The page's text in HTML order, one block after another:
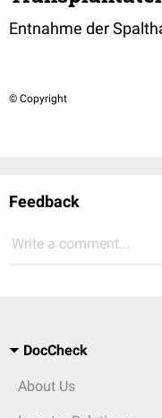
Entnahme der
© Copyright
Feedback
Write a comment...
DocCheck
About Us